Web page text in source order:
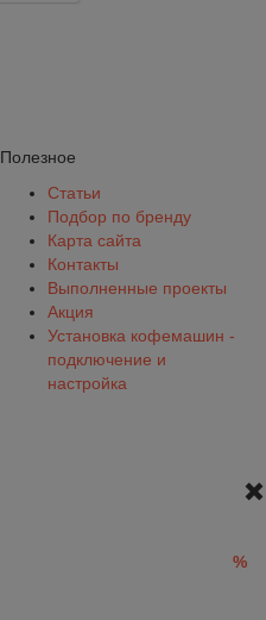
Полезное
Статьи
Подбор по бренду
Карта сайта
Контакты
Выполненные проекты
Акция
Установка кофемашин -
подключение и
настройка
%